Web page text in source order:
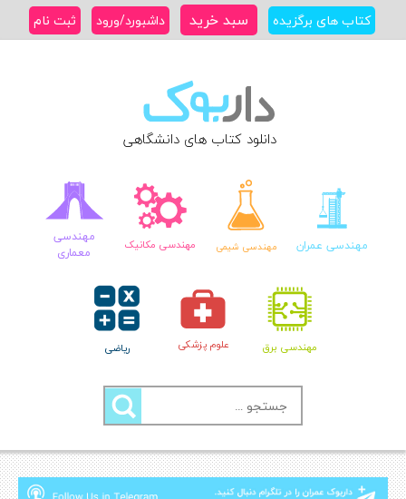
کتاب های برگزیده سبد خرید داشبورد/ورود ثبت نام
دانلود کتاب های دانشگاهی
مهندسی عمران مهندسی شیمی مهندسی مکانیک
مهندسی
معماری
مهندسی برق علوم پزشکی ریاضی
جستجو
برای: